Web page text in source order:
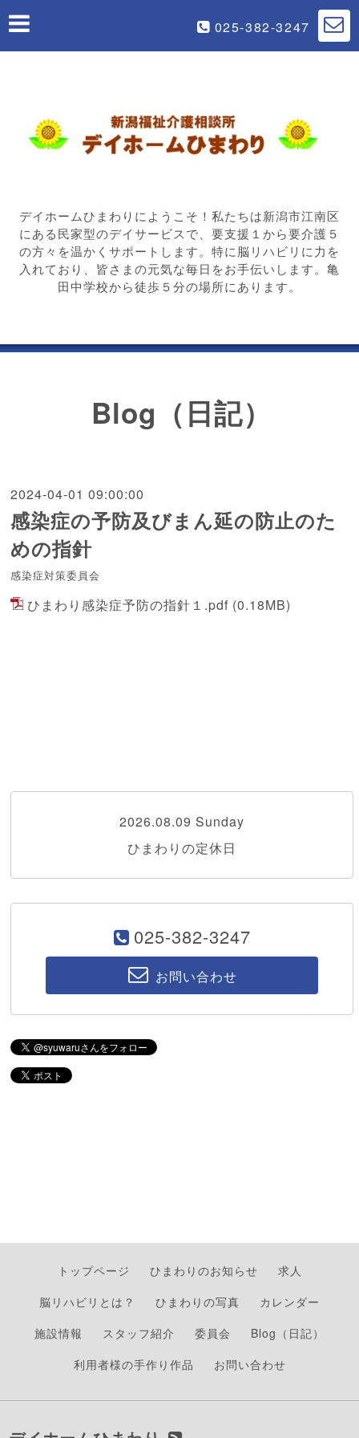
025-382-3247
デイホームひまわりにようこそ！私たちは新潟市江南区
にある民家型のデイサービスで、要支援１から要介護５
の方々を温かくサポートします。特に脳リハビリに力を
入れており、皆さまの元気な毎日をお手伝いします。亀
田中学校から徒歩５分の場所にあります。
Blog（日記）
2024-04-01 09:00:00
感染症の予防及びまん延の防止のた
めの指針
感染症対策委員会
ひまわり感染症予防の指針１.pdf (0.18MB)
2026.08.09 Sunday
ひまわりの定休日
025-382-3247
お問い合わせ
トップページ ひまわりのお知らせ
求人
脳リハビリとは？
ひまわりの写真
カレンダー
施設情報
スタッフ紹介 委員会
Blog（日記）
利用者様の手作り作品
お問い合わせ